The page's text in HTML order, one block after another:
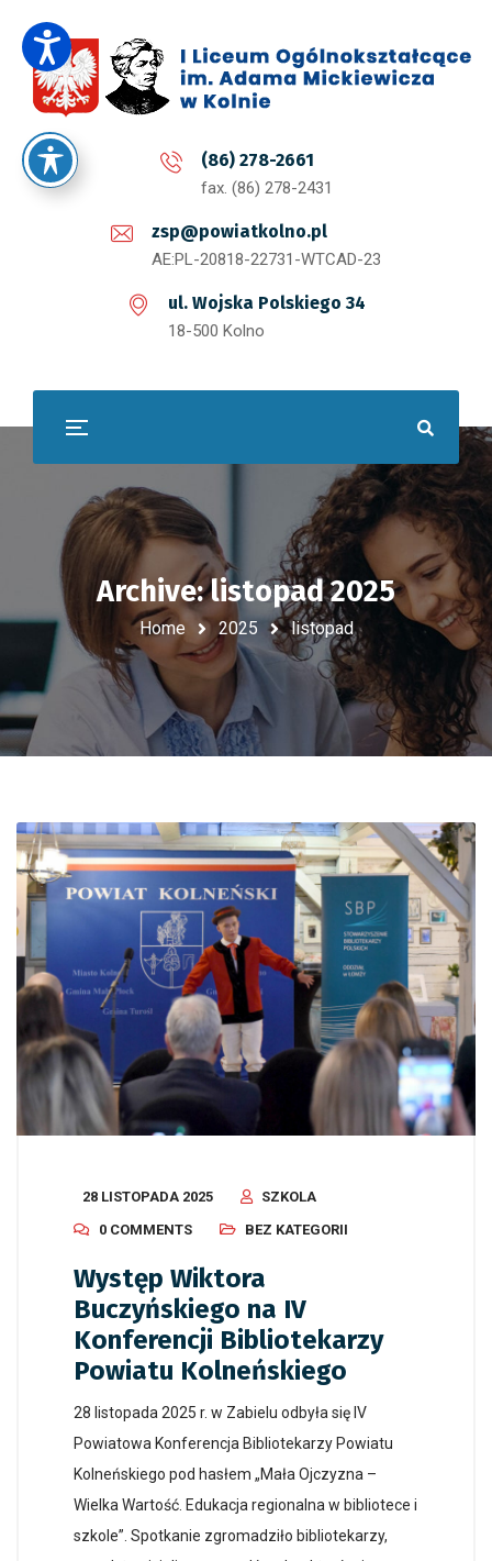
(86) 278-2661
fax. (86) 278-2431
zsp@powiatkolno.pl
AE:PL-20818-22731-WTCAD-23
ul. Wojska Polskiego 34
18-500 Kolno
Archive: listopad 2025
Home 2025 listopad
28 LISTOPADA 2025
SZKOLA
0 COMMENTS
BEZ KATEGORII
Występ Wiktora
Buczyńskiego na IV
Konferencji Bibliotekarzy
Powiatu Kolneńskiego
28 listopada 2025 r. w Zabielu odbyła się IV
Powiatowa Konferencja Bibliotekarzy Powiatu
Kolneńskiego pod hasłem „Mała Ojczyzna –
Wielka Wartość. Edukacja regionalna w bibliotece i
szkole”. Spotkanie zgromadziło bibliotekarzy,